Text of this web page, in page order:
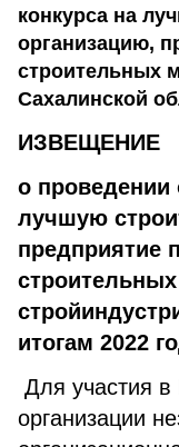
конкурса на
организацию,
строительных
Сахалинской
ИЗВЕЩЕНИЕ
о проведении
лучшую
предприятие
итогам 2022
Для участия в
организации